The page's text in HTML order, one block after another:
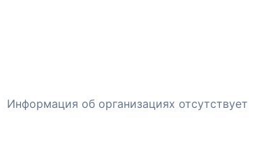
Информация об организациях отсутствует